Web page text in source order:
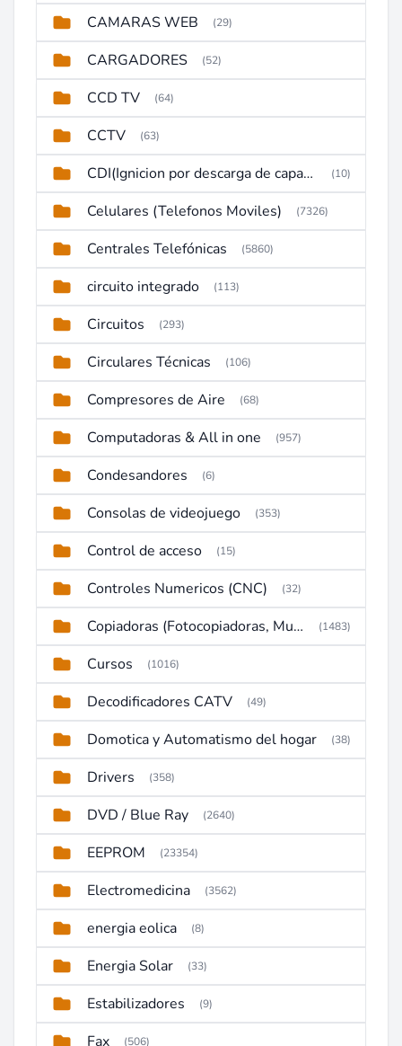
CAMARAS WEB (29)
CARGADORES (52)
CCD TV (64)
CCTV (63)
CDI(Ignicion por descarga de capacitor) (10)
Celulares (Telefonos Moviles) (7326)
Centrales Telefónicas (5860)
circuito integrado (113)
Circuitos (293)
Circulares Técnicas (106)
Compresores de Aire (68)
Computadoras & All in one (957)
Condesandores (6)
Consolas de videojuego (353)
Control de acceso (15)
Controles Numericos (CNC) (32)
Copiadoras (Fotocopiadoras, Multifunctions, Ploter, etc) (1483)
Cursos (1016)
Decodificadores CATV (49)
Domotica y Automatismo del hogar (38)
Drivers (358)
DVD / Blue Ray (2640)
EEPROM (23354)
Electromedicina (3562)
energia eolica (8)
Energia Solar (33)
Estabilizadores (9)
Fax (506)